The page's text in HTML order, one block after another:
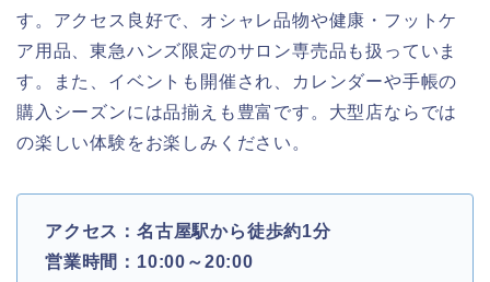
す。アクセス良好で、オシャレ品物や健康・フットケ
ア用品、東急ハンズ限定のサロン専売品も扱っていま
す。また、イベントも開催され、カレンダーや手帳の
購入シーズンには品揃えも豊富です。大型店ならでは
の楽しい体験をお楽しみください。
アクセス：名古屋駅から徒歩約1分
営業時間：10:00～20:00